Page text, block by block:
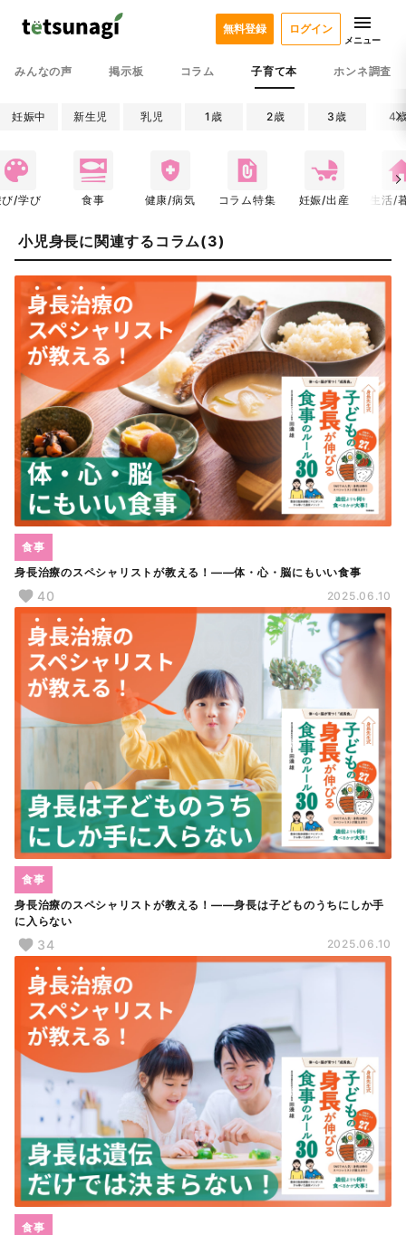
みんなの声 掲示板 コラム 子育て本 ホンネ調査
無料登録 ログイン
メニュー
妊娠中 新生児 乳児 1歳 2歳 3歳 4
び/学び 食事 健康/病気 コラム特集 妊娠/出産 生活/
小児身長に関連するコラム(3)
身長治療のスペシャリストが教える！――体・心・脳にもいい食事
食事
40 2025.06.10
身長治療のスペシャリストが教える！――身長は子どものうちにしか手
に入らない
食事
34 2025.06.10
食事